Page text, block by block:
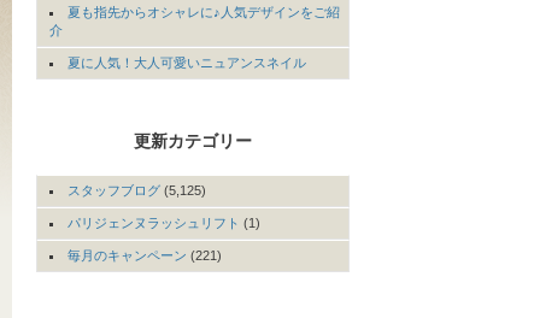
夏も指先からオシャレに♪人気デザインをご紹
介
夏に人気！大人可愛いニュアンスネイル
更新カテゴリー
スタッフブログ (5,125)
パリジェンヌラッシュリフト (1)
毎月のキャンペーン (221)